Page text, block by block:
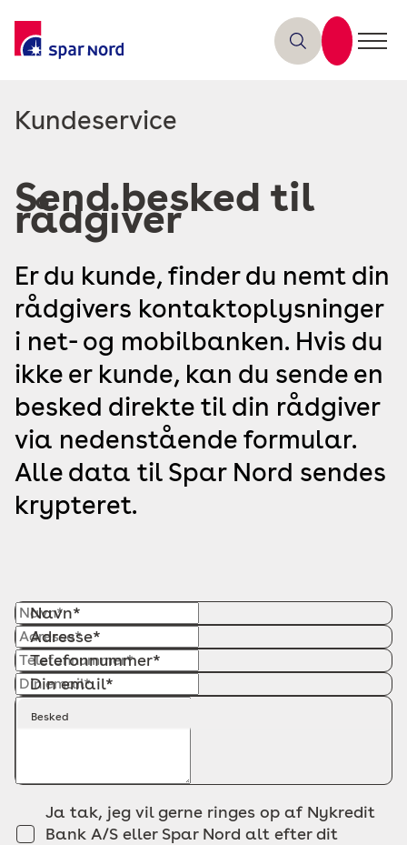
Read
Kundeservice
Send besked til
rådgiver
Er du kunde, finder du nemt din
rådgivers kontaktoplysninger
i net- og mobilbanken. Hvis du
ikke er kunde, kan du sende en
besked direkte til din rådgiver
via nedenstående formular.
Alle data til Spar Nord sendes
krypteret.
Navn*
Adresse*
Telefonnummer*
Din email*
Besked
Ja tak, jeg vil gerne ringes op af Nykredit
Bank A/S eller Spar Nord alt efter dit